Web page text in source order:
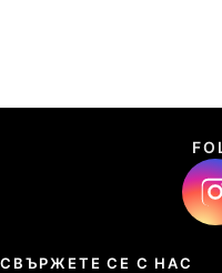
СВЪРЖЕТЕ СЕ С НАС